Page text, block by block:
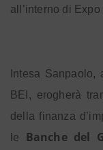
all’interno di
Intesa
BEI, erogherà
della finanza
le Banche del